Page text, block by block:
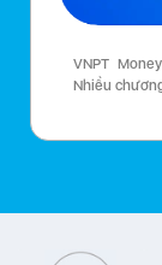
VNPT
Nhiều